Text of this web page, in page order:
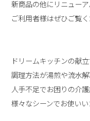
新商品の他にリニュー
ご利用者様はぜひご覧
ドリームキッチンの献
調理方法が湯煎や流水
人手不足でお困りの介
様々なシーンでお使いい